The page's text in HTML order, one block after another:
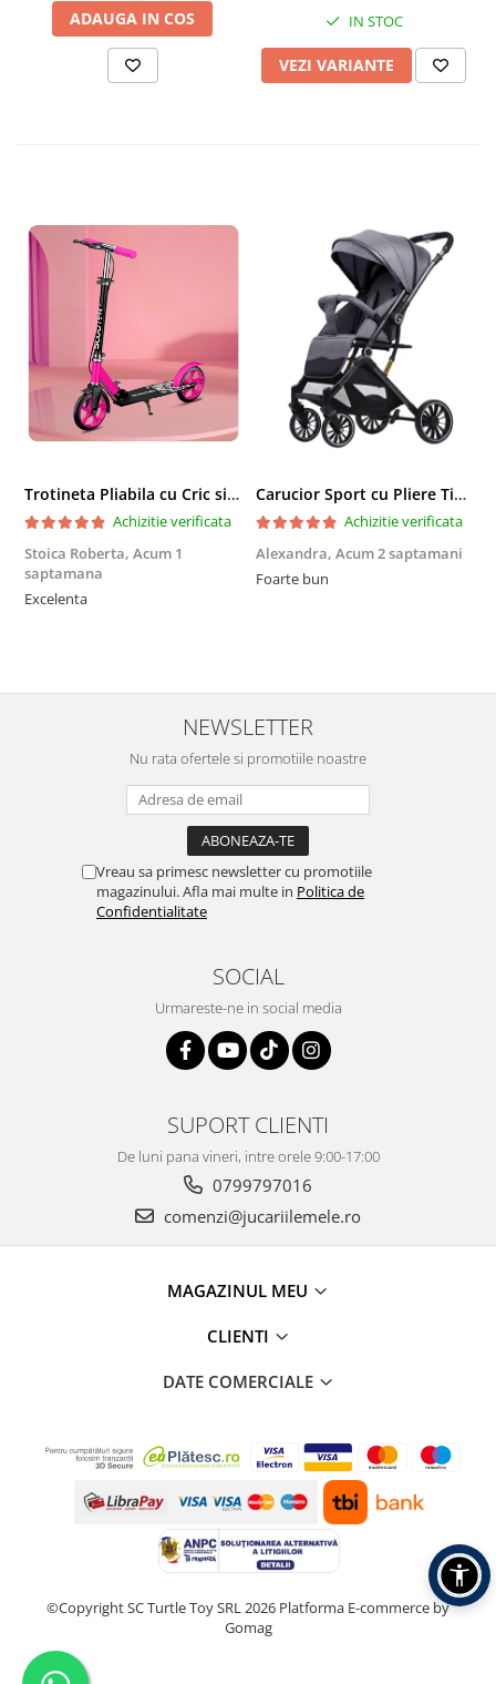
ADAUGA IN COS IN STOC
VEZI VARIANTE
Trotineta Pliabila cu Cric si Maner Reglabil
Achizitie verificata
Stoica Roberta, Acum 1
saptamana
Excelenta
Carucior Sport cu Pliere Tip Troller si Maner Reversibil - Gri
Achizitie verificata
Alexandra, Acum 2 saptamani
Foarte bun
NEWSLETTER
Nu rata ofertele si promotiile noastre
Vreau sa primesc newsletter cu promotiile
magazinului. Afla mai multe in Politica de
Confidentialitate
SOCIAL
Urmareste-ne in social media
SUPORT CLIENTI
De luni pana vineri, intre orele 9:00-17:00
0799797016
comenzi@jucariilemele.ro
MAGAZINUL MEU
CLIENTI
DATE COMERCIALE
©Copyright SC Turtle Toy SRL 2026 Platforma E-commerce by
Gomag